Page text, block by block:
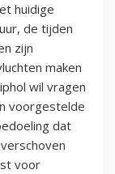
huidige
de tijden
zijn
maken
wil vragen
voorgestelde
dat
voor